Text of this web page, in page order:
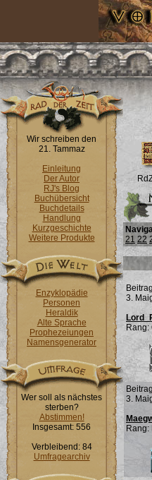
Wir schreiben den
21. Tammaz
Einleitung
Der Autor
RJ's Blog
Buchübersicht
Buchdetails
Handlung
Kurzgeschichte
Weitere Produkte
Enzyklopädie
Personen
Heraldik
Alte Sprache
Prophezeiungen
Namensgenerator
Wer soll als nächstes
sterben?
Abstimmen!
Insgesamt: 556
Verbleibend: 84
Umfragearchiv
21 22
3.
Rang:
3.
Rang: